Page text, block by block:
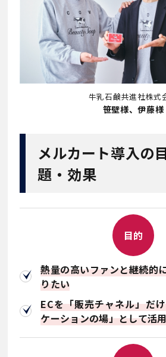
牛乳石鹸共進社株式
笹壁様、伊藤様
メルカート導入の
題・効果
目的
熱量の高いファンと継続的
りたい
ECを「販売チャネル」だ
ケーションの場」として活